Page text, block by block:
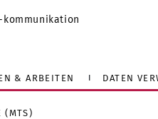
& ARBEITEN DATEN
(MTS)